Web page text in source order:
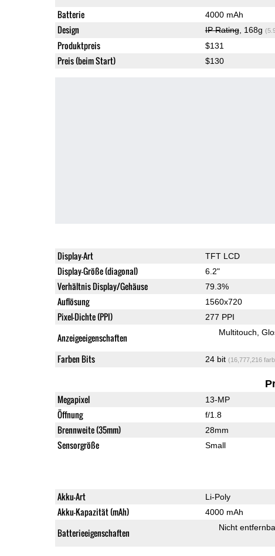
Batterie 4000 mAh
Design IP Rating, 168g
Produktpreis $131
Preis (beim Start) $130
Display-Art TFT LCD
Display-Größe (diagonal) 6.2"
Verhältnis Display/Gehäuse 79.3%
Auflösung 1560x720
Pixel-Dichte (PPI) 277 PPI
Anzeigeeigenschaften Multitouch
Farben Bits 24 bit (16,777,216
Megapixel 13-MP
Öffnung f/1.8
Brennweite (35mm) 28mm
Sensorgröße Small
Akku-Art Li-Poly
Akku-Kapazität (mAh) 4000 mAh
Batterieeigenschaften Nicht